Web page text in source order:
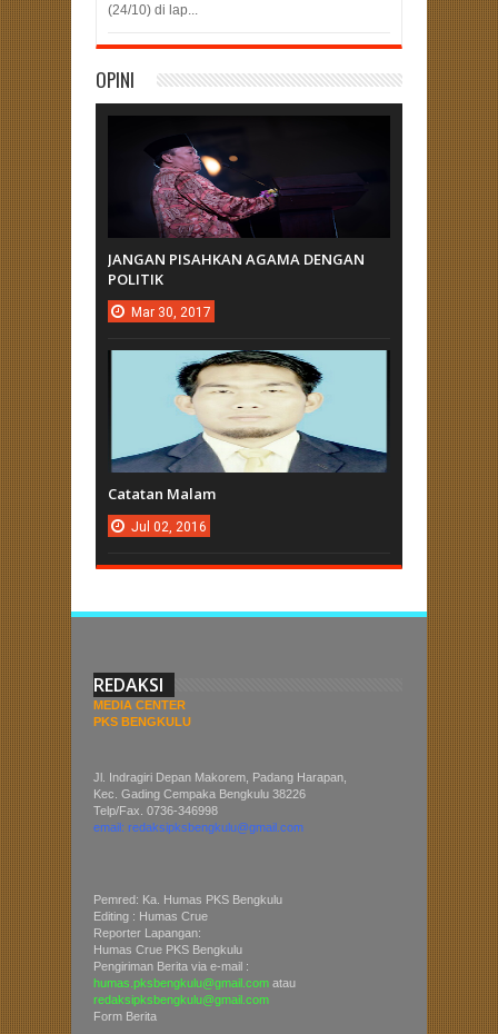
(24/10) di lap...
OPINI
JANGAN PISAHKAN AGAMA DENGAN
POLITIK
Mar 30, 2017
Catatan Malam
Jul 02, 2016
REDAKSI
MEDIA CENTER
PKS BENGKULU
Jl. Indragiri Depan Makorem, Padang Harapan,
Kec. Gading Cempaka Bengkulu 38226
Telp/Fax. 0736-346998
email: redaksipksbengkulu@gmail.com
Pemred: Ka. Humas PKS Bengkulu
Editing : Humas Crue
Reporter Lapangan:
Humas Crue PKS Bengkulu
Pengiriman Berita via e-mail :
humas.pksbengkulu@gmail.com atau
redaksipksbengkulu@gmail.com
Form Berita